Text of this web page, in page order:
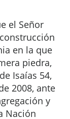
el Señor
en la que
piedra,
Isaías 54,
2008, ante
y
Nación